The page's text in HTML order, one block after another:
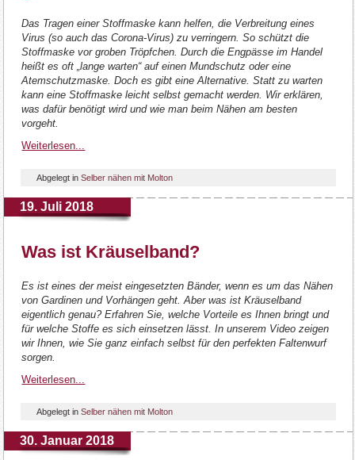
Das Tragen einer Stoffmaske kann helfen, die Verbreitung eines
Virus (so auch das Corona-Virus) zu verringern. So schützt die
Stoffmaske vor groben Tröpfchen. Durch die Engpässe im Handel
heißt es oft „lange warten“ auf einen Mundschutz oder eine
Atemschutzmaske. Doch es gibt eine Alternative. Statt zu warten
kann eine Stoffmaske leicht selbst gemacht werden. Wir erklären,
was dafür benötigt wird und wie man beim Nähen am besten
vorgeht.
Weiterlesen...
Abgelegt inSelber nähen mit Molton
19. Juli 2018
Was ist Kräuselband?
Es ist eines der meist eingesetzten Bänder, wenn es um das Nähen
von Gardinen und Vorhängen geht. Aber was ist Kräuselband
eigentlich genau? Erfahren Sie, welche Vorteile es Ihnen bringt und
für welche Stoffe es sich einsetzen lässt. In unserem Video zeigen
wir Ihnen, wie Sie ganz einfach selbst für den perfekten Faltenwurf
sorgen.
Weiterlesen...
Abgelegt inSelber nähen mit Molton
30. Januar 2018